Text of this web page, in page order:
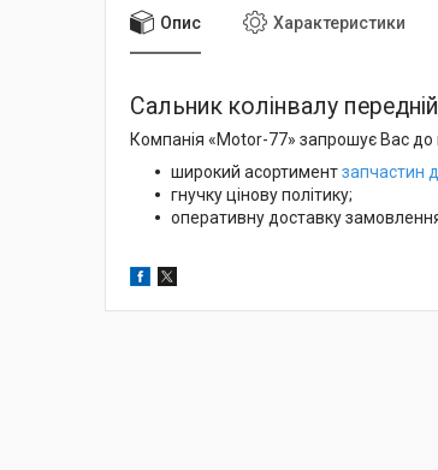
Опис Характеристики
Сальник колінвалу
Компанія «Motor-77» запрошує Вас до
широкий асортиментзапчастин
гнучку цінову політику;
оперативну доставку